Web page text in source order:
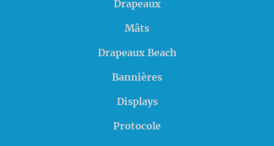
Drapeaux
Mâts
Drapeaux Beach
Bannières
Displays
Protocole